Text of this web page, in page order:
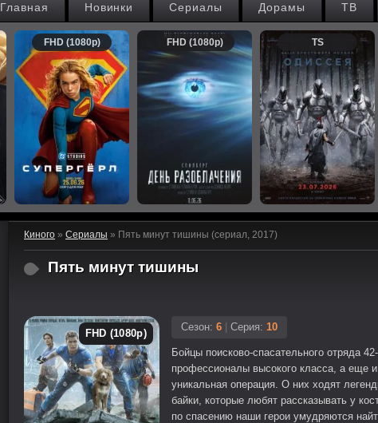
ТВ
Дорамы
Сериалы
Новинки
Главная
FHD (1080p) FHD (1080p) TS
Киного » Сериалы » Пять минут тишины (сериал, 2017)
Пять минут тишины
FHD (1080p)
Сезон: 6 Серия: 10
Бойцы поисково-спасательного отряда
профессионалы высокого класса, а еще
уникальная операция. О них ходят
байки, которые любят рассказывать у
по спасению наши герои умудряются